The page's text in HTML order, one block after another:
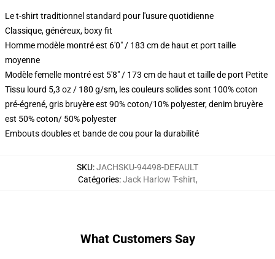
Le t-shirt traditionnel standard pour l'usure quotidienne
Classique, généreux, boxy fit
Homme modèle montré est 6'0" / 183 cm de haut et port taille
moyenne
Modèle femelle montré est 5'8" / 173 cm de haut et taille de port Petite
Tissu lourd 5,3 oz / 180 g/sm, les couleurs solides sont 100% coton
pré-égrené, gris bruyère est 90% coton/10% polyester, denim bruyère
est 50% coton/ 50% polyester
Embouts doubles et bande de cou pour la durabilité
SKU:JACHSKU-94498-DEFAULT
Catégories:Jack Harlow T-shirt,
What Customers Say